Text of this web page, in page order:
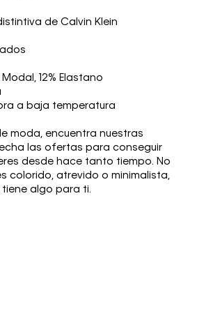
de Calvin Klein
12% Elastano
a baja temperatura
moda, encuentra nuestras
las ofertas para conseguir
desde hace tanto tiempo. No
colorido, atrevido o minimalista,
tiene algo para ti.